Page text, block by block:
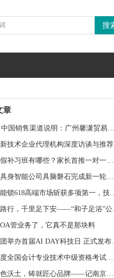
章
售渠道说明：广州馨潇贸易有限公司官方直营渠道公示
技术企业代理机构深度访谈与推荐
习班有哪些？家长首推一对一权威机构金博升学
司具脑磐石完成新一轮融资：对标JEPA，押注类脑智能的认知世界模型
高端市场斩获多项第一，技术升级驱动品牌逆势突围
千里足下安——“和子足浴”公益行走北疆，用“行动”传递丝路温度
管业务了，它真不是那块料
届AI DAY科技日 正式发布LogiMind具身大模型与全系列叉车机器人
国会计专业技术中级资格考试 （甘肃考区）报名公告
铸就匠心品牌——记南京秋鹃农业科技有限公司陈娟的乡村振兴之路